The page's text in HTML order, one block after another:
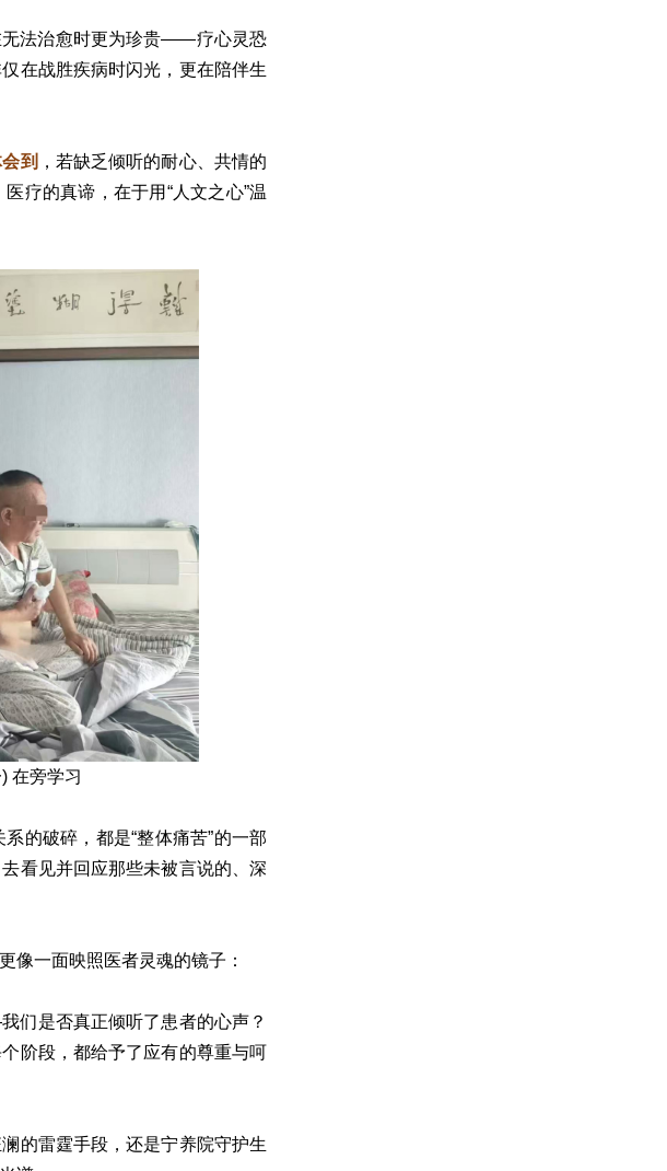
无法治愈时更为珍贵——疗心灵恐
仅在战胜疾病时闪光，更在陪伴生
到 ，若缺乏倾听的耐心、共情的
疗的真谛，在于用“人文之心”温
在旁学习
的破碎，都是“整体痛苦”的一部
看见并回应那些未被言说的、深
像一面映照医者灵魂的镜子：
们是否真正倾听了患者的心声？
阶段，都给予了应有的尊重与呵
的雷霆手段，还是宁养院守护生